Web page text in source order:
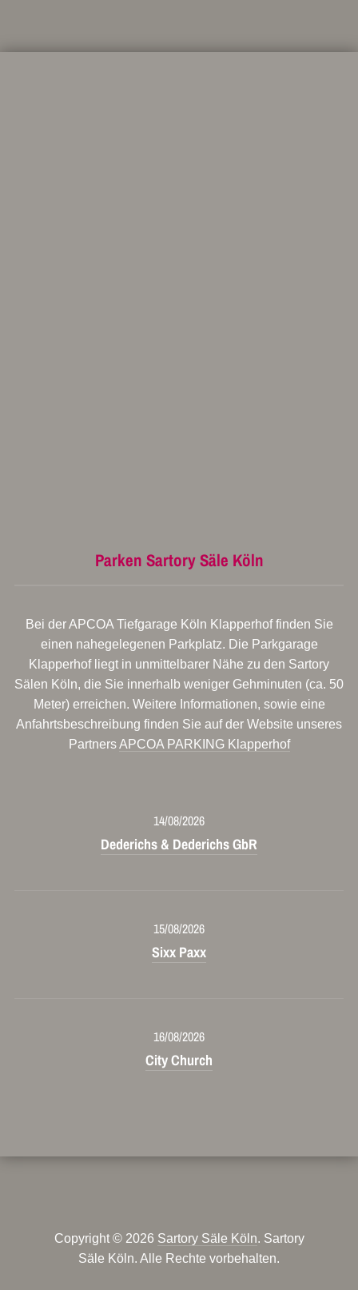
Parken Sartory Säle Köln
Bei der APCOA Tiefgarage Köln Klapperhof finden Sie
einen nahegelegenen Parkplatz. Die Parkgarage
Klapperhof liegt in unmittelbarer Nähe zu den Sartory
Sälen Köln, die Sie innerhalb weniger Gehminuten (ca. 50
Meter) erreichen. Weitere Informationen, sowie eine
Anfahrtsbeschreibung finden Sie auf der Website unseres
PartnersAPCOA PARKING Klapperhof
14/08/2026
Dederichs & Dederichs GbR
15/08/2026
Sixx Paxx
16/08/2026
City Church
Copyright © 2026 Sartory Säle Köln. Sartory
Säle Köln. Alle Rechte vorbehalten.